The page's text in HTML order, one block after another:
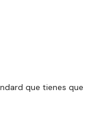
que tienes que